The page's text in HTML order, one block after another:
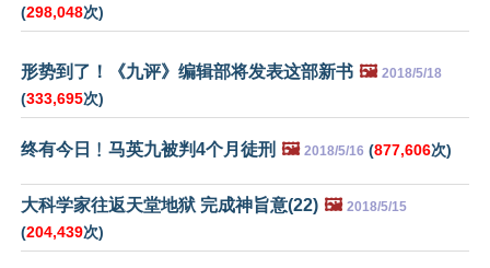
(298,048次)
形势到了！《九评》编辑部将发表这部新书 🖼️ 2018/5/18
(333,695次)
终有今日﹗马英九被判4个月徒刑 🖼️ 2018/5/16 (877,606次)
大科学家往返天堂地狱 完成神旨意(22) 🖼️ 2018/5/15
(204,439次)